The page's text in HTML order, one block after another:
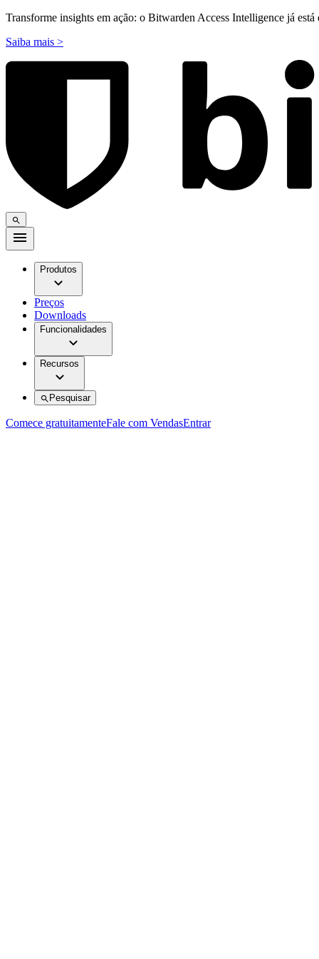
Transforme insights em ação: o Bitwarden Access Intelligence já
Saiba mais >
Produtos
Preços
Downloads
Funcionalidades
Recursos
Pesquisar
Comece gratuitamenteFale com VendasEntrar